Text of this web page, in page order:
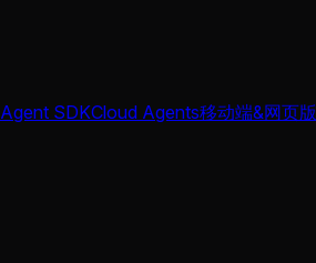
Agent SDKCloud Agents移动端&网页版